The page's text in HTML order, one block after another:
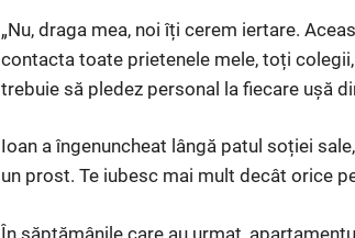
„Nu, draga mea, noi îți cerem iertare.
contacta toate prietenele mele, toți
trebuie să pledez personal la fiecare ușă
Ioan a îngenuncheat lângă patul soției
un prost. Te iubesc mai mult decât orice
În săptămânile care au urmat,